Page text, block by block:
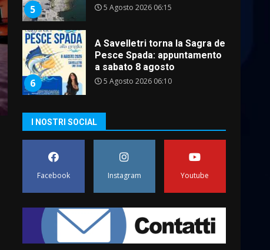
5 5 Agosto 2026 06:15
6
A Savelletri torna la Sagra del
Pesce Spada: appuntamento
a sabato 8 agosto
5 Agosto 2026 06:10
L’abusivismo giornalistico è
Cura dei beni comuni e
cittadinanza attiva: online
l’avviso per la gestione
condivisa della Villetta di
Laureto
6 Agosto 2026 06:20
I NOSTRI SOCIAL
Facebook Instagram Youtube